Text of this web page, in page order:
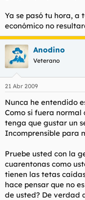
Ya se pasó tu hora, a
económico no
Anodino
Veterano
21 Abr 2009
Nunca he entendido
Como si fuera normal
tenga que gustar un
Incomprensible para
Pruebe usted con la
cuarentonas como
tienen las tetas
hace pensar que no
de usted? De verdad